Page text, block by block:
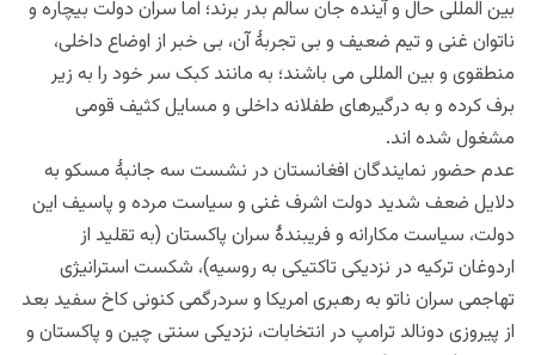
بین المللی حال و آینده جان سالم بدر برند؛ اما سران دولت بیچاره و
ناتوان غنی و تیم ضعیف و بی تجربۀ آن، بی خبر از اوضاع داخلی،
منطقوی و بین المللی می باشند؛ به مانند کبک سر خود را به زیر
برف کرده و به درگیرهای طفلانه داخلی و مسایل کثیف قومی
مشغول شده اند.
عدم حضور نمایندگان افغانستان در نشست سه جانبۀ مسکو به
دلایل ضعف شدید دولت اشرف غنی و سیاست مرده و پاسیف این
دولت، سیاست مکارانه و فریبندۀ سران پاکستان (به تقلید از
اردوغان ترکیه در نزدیکی تاکتیکی به روسیه)، شکست استرانیژی
تهاجمی سران ناتو به رهبری امریکا و سردرگمی کنونی کاخ سفید بعد
از پیروزی دونالد ترامپ در انتخابات، نزدیکی سنتی چین و پاکستان و